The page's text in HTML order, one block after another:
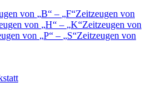
von B – F Zeitzeugen von
von H – K Zeitzeugen von
von P – S Zeitzeugen von